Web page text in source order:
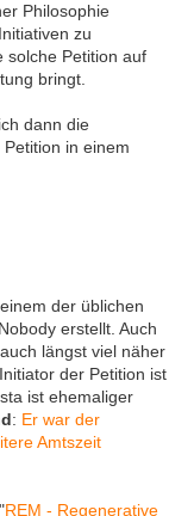
Philosophie
zu
solche Petition auf
bringt.
dann die
in einem
der üblichen
erstellt. Auch
längst viel näher
der Petition ist
ist ehemaliger
: Er war der
Amtszeit
REM - Regenerative